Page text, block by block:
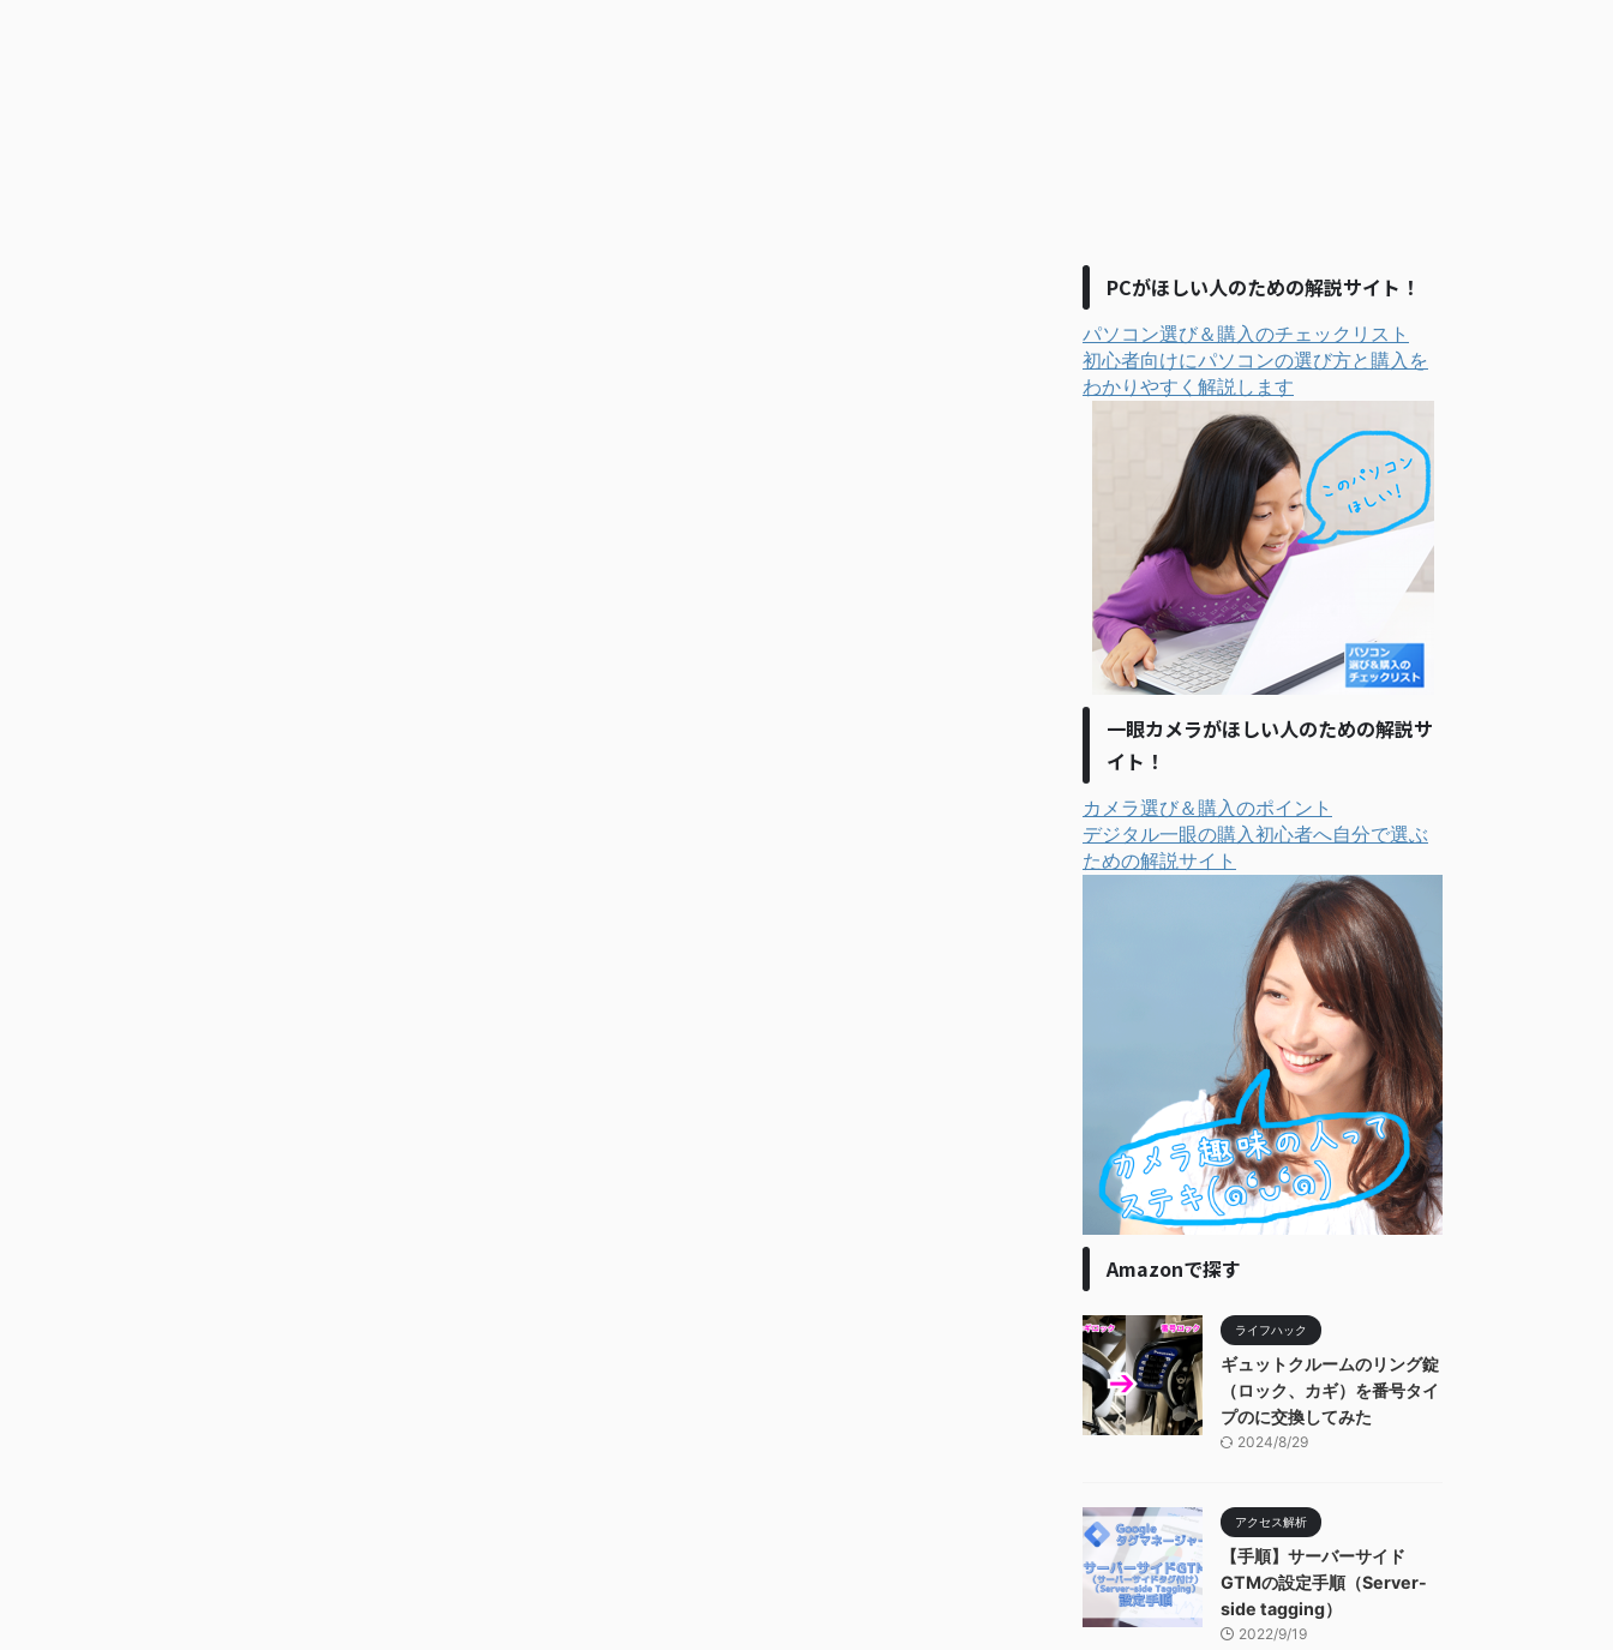
PCがほしい人のための解説サイト！
パソコン選び＆購入のチェックリスト
初心者向けにパソコンの選び方と購入を
わかりやすく解説します
一眼カメラがほしい人のための解説サ
イト！
カメラ選び＆購入のポイント
デジタル一眼の購入初心者へ自分で選ぶ
ための解説サイト
Amazonで探す
ライフハック
ギュットクルームのリング錠
（ロック、カギ）を番号タイ
プのに交換してみた
2024/8/29
アクセス解析
【手順】サーバーサイド
GTMの設定手順（Server-
side tagging）
2022/9/19